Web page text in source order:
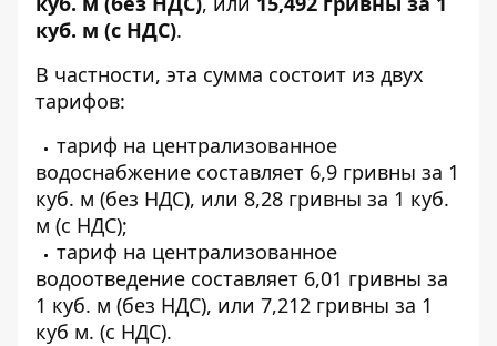
куб. м (с НДС).
В частности, эта сумма состоит из двух
тарифов:
тариф на централизованное
водоснабжение составляет 6,9 гривны за 1
куб. м (без НДС), или 8,28 гривны за 1 куб.
м (с НДС);
тариф на централизованное
водоотведение составляет 6,01 гривны за
1 куб. м (без НДС), или 7,212 гривны за 1
куб м. (с НДС).